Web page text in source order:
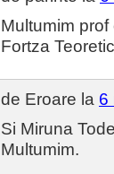
Multumim
Fortza
de Eroare la 6
Si Miruna
Multumim.